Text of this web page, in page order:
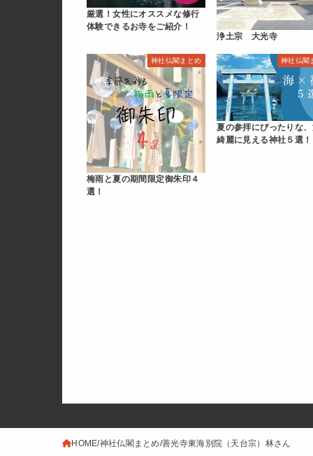
厳選！女性にオススメな修行
体験できるお寺をご紹介！
浄土宗 大光寺
神社仏閣まとめ
梅雨と夏の期間限定御朱印４
選！
神社仏閣
夏の参拝にぴったりな
綺麗に見える神社５選！
HOME 神社仏閣まとめ 善光寺東海別院（天台宗）林さん